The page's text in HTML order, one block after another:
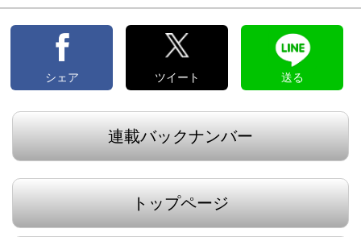
シェア ツイート 送る
連載バックナンバー
トップページ